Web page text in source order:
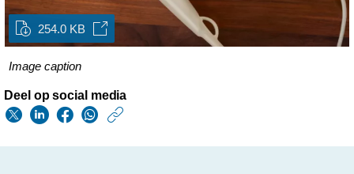
254.0 KB
Image caption
Deel op social media
w/about/news/